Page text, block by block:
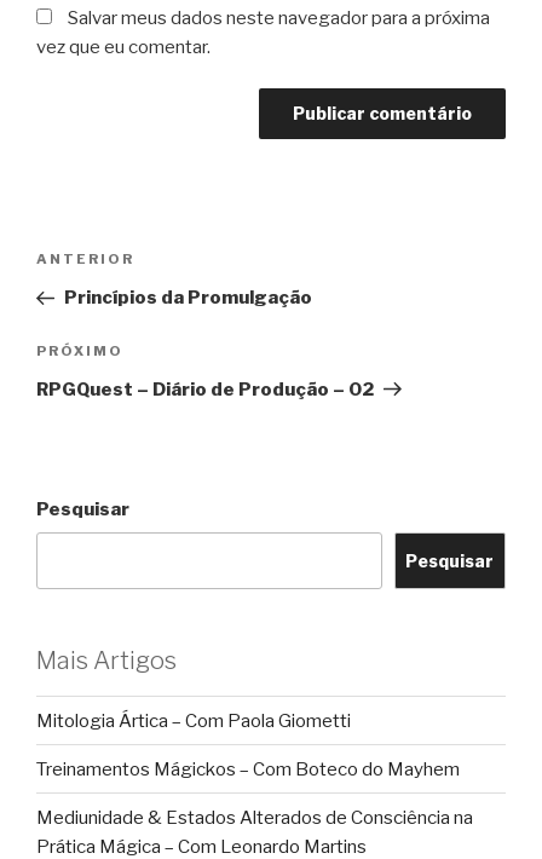
Salvar meus dados neste navegador para a próxima
vez que eu comentar.
Post
Post
anterior
ANTERIOR
Princípios da Promulgação
Próximo
post
PRÓXIMO
RPGQuest – Diário de Produção – 02
Pesquisar
Pesquisar
Mais Artigos
Mitologia Ártica – Com Paola Giometti
Treinamentos Mágickos – Com Boteco do Mayhem
Mediunidade & Estados Alterados de Consciência na
Prática Mágica – Com Leonardo Martins